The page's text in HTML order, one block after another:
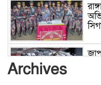
Archives